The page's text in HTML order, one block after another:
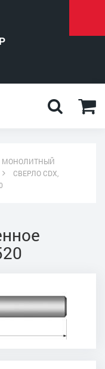
МОНОЛИТНЫЙ
СВЕРЛО CDX,